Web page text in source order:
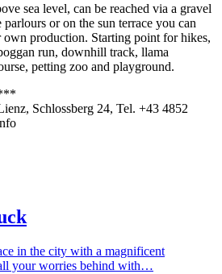
sea level, can be reached via a gravel
or on the sun terrace you can
production. Starting point for hikes,
run, downhill track, llama
petting zoo and playground.
Schlossberg 24, Tel. +43 4852
in the city with a magnificent
your worries behind with…